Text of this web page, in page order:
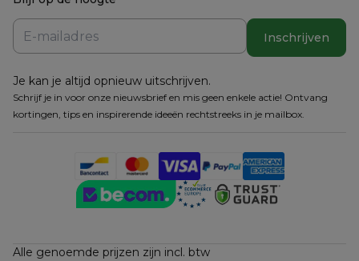
Inschrijven
Je kan je altijd opnieuw uitschrijven.
Schrijf je in voor onze nieuwsbrief en mis geen enkele actie! Ontvang
kortingen, tips en inspirerende ideeën rechtstreeks in je mailbox.
Alle genoemde prijzen zijn incl. btw